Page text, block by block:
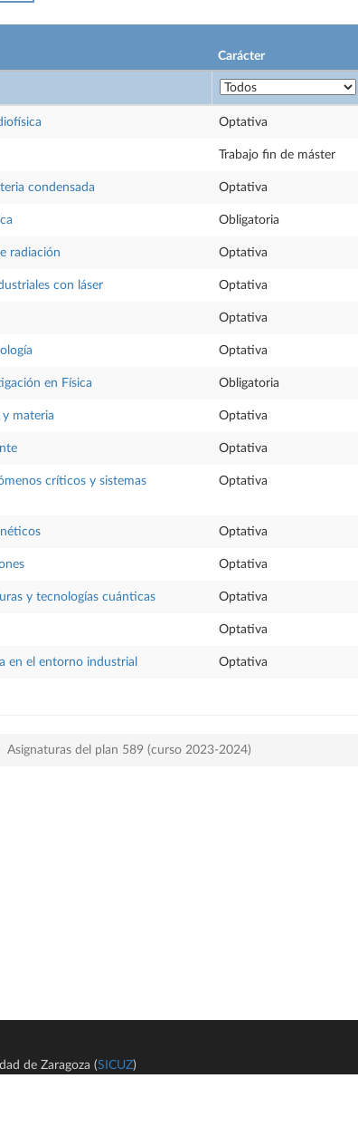
Carácter
Optativa
Trabajo fin de máster
condensada Optativa
Obligatoria
radiación Optativa
con láser Optativa
Optativa
Optativa
en Física Obligatoria
y materia Optativa
Optativa
críticos y sistemas
Optativa
Optativa
Optativa
y tecnologías cuánticas Optativa
Optativa
en el entorno industrial Optativa
Asignaturas del plan 589 (curso 2023-2024)
de Zaragoza (SICUZ)